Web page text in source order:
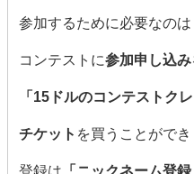
参加するために必要なのは
コンテストに参加申し込み
「15ドルのコンテストクレ
チケット を買うことができ
登録は 「ニックネーム登録